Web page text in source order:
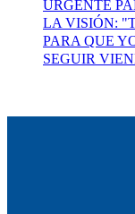
URGENTE
LA VISIÓN:
PARA QUE
SEGUIR